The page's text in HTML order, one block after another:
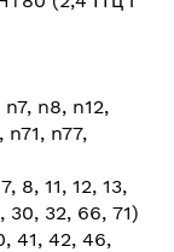
n8, n12,
n77,
8, 11, 12, 13,
30, 32, 66, 71)
41, 42, 46,